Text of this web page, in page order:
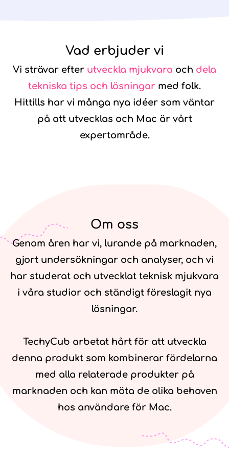
Vad erbjuder vi
Vi strävar efter utveckla mjukvara och dela
tekniska tips och lösningar med folk.
Hittills har vi många nya idéer som väntar
på att utvecklas och Mac är vårt
expertområde.
Om oss
Genom åren har vi, lurande på marknaden,
gjort undersökningar och analyser, och vi
har studerat och utvecklat teknisk mjukvara
i våra studior och ständigt föreslagit nya
lösningar.
TechyCub arbetat hårt för att utveckla
denna produkt som kombinerar fördelarna
med alla relaterade produkter på
marknaden och kan möta de olika behoven
hos användare för Mac.